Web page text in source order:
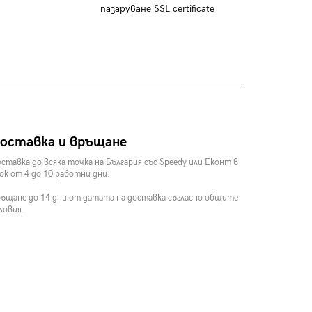
пазаруване SSL certificate
и връщане
до всяка точка на България със Speedy или Еконт в
от 4 до 10 работни дни.
до 14 дни от датата на доставка съгласно общите